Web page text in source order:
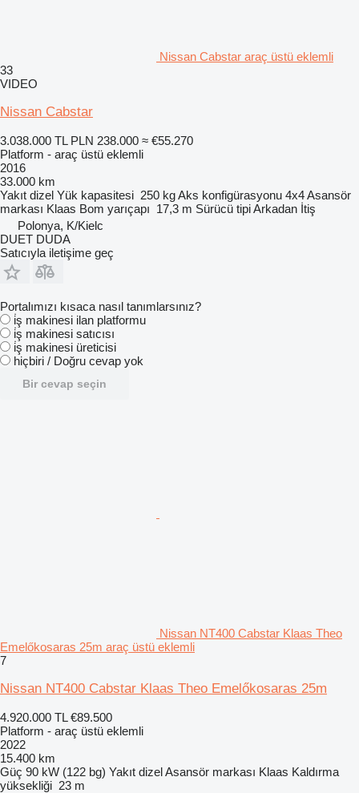
Nissan Cabstar araç üstü eklemli
33
VIDEO
Nissan Cabstar
3.038.000 TL PLN 238.000 ≈ €55.270
Platform - araç üstü eklemli
2016
33.000 km
Yakıt dizel Yük kapasitesi 250 kgAks konfigürasyonu 4x4Asansör
markası Klaas Bom yarıçapı 17,3 m Sürücü tipiArkadan İtiş
Polonya, K/Kielc
DUET DUDA
Satıcıyla iletişime geç
Portalımızı kısaca nasıl tanımlarsınız?
i̇ş makinesi ilan platformu
i̇ş makinesi satıcısı
i̇ş makinesi üreticisi
hiçbiri / Doğru cevap yok
Bir cevap seçin
Nissan NT400 Cabstar Klaas Theo
Emelőkosaras 25m araç üstü eklemli
7
Nissan NT400 Cabstar Klaas Theo Emelőkosaras 25m
4.920.000 TL €89.500
Platform - araç üstü eklemli
2022
15.400 km
Güç 90 kW (122 bg) Yakıt dizelAsansör markası Klaas Kaldırma
yüksekliği 23 m